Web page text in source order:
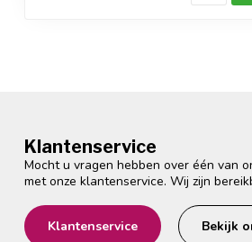
Klantenservice
Mocht u vragen hebben over één van
met onze klantenservice. Wij zijn
Klantenservice Bekijk